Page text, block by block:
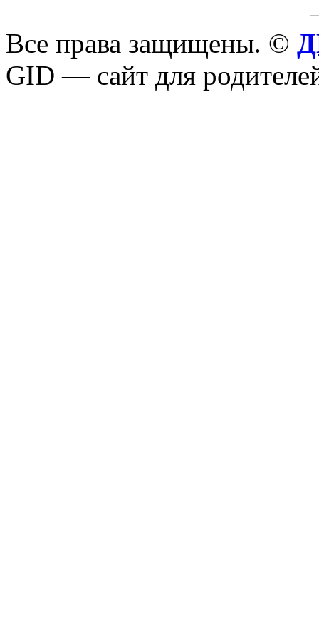
Все права защищены. ©
GID — сайт для